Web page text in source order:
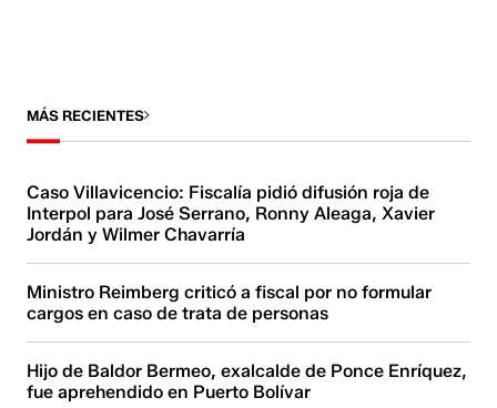
MÁS RECIENTES
Caso Villavicencio: Fiscalía pidió difusión roja de
Interpol para José Serrano, Ronny Aleaga, Xavier
Jordán y Wilmer Chavarría
Ministro Reimberg criticó a fiscal por no formular
cargos en caso de trata de personas
Hijo de Baldor Bermeo, exalcalde de Ponce Enríquez,
fue aprehendido en Puerto Bolívar